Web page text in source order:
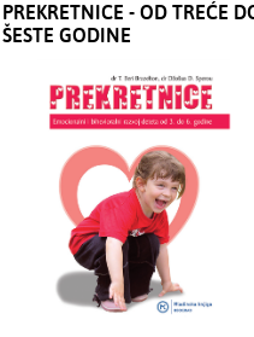
PREKRETNICE - OD TREĆE
ŠESTE GODINE